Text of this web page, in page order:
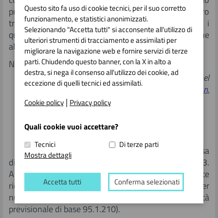
provinciale, che può far pervenire osservazioni entro
trenta giorni dal ricevimento, trascorsi inutilmente i
quali la Giunta provinciale provvede comunque
all'approvazione del relativo regolamento.
Note al testo
L'art. 15 della l.r. 24 giugno 1957, n. 11, citato nel
comma 1, rinvia a sua volta allal.r. 8 agosto 1983, n.
7.
Art. 19
Disposizioni finanziarie
1. Per i fini di questa legge è autorizzata la spesa
di 1.500.000,00 euro per l’esercizio finanziario 2003.
Alla copertura dell’onere si provvede mediante
riduzione di una quota di pari importo del fondo per
nuove leggi - spese in conto capitale (unità
previsionale di base 95.1.210).
Questo sito fa uso di cookie tecnici, per il suo corretto
funzionamento, e statistici anonimizzati.
Selezionando "Accetta tutti" si acconsente all'utilizzo di
ulteriori strumenti di tracciamento e assimilati per
migliorare la navigazione web e fornire servizi di terze
parti. Chiudendo questo banner, con la X in alto a
destra, si nega il consenso all'utilizzo dei cookie, ad
eccezione di quelli tecnici ed assimilati.
Cookie policy | Privacy policy
Quali cookie vuoi accettare?
Tecnici
Di terze parti
Mostra dettagli
Accetta tutti Conferma selezionati